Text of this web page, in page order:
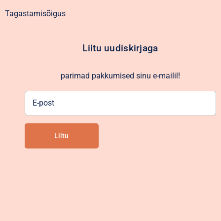
Tagastamisõigus
Liitu uudiskirjaga
parimad pakkumised sinu e-mailil!
Liitu